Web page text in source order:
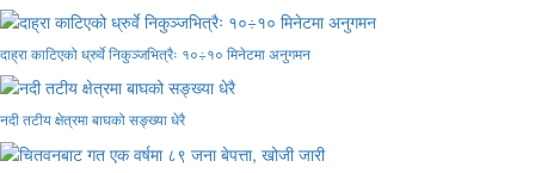
दाह्रा काटिएको ध्रुर्वे निकुञ्जभित्रैः १०÷१० मिनेटमा अनुगमन
नदी तटीय क्षेत्रमा बाघको सङ्ख्या धेरै